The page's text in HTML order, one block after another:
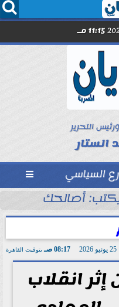
11:15 مـ
التحرير
الستار
السياسي 
أصالحك على إيه
08:17 صـ بتوقيت القاهرة
انقلاب